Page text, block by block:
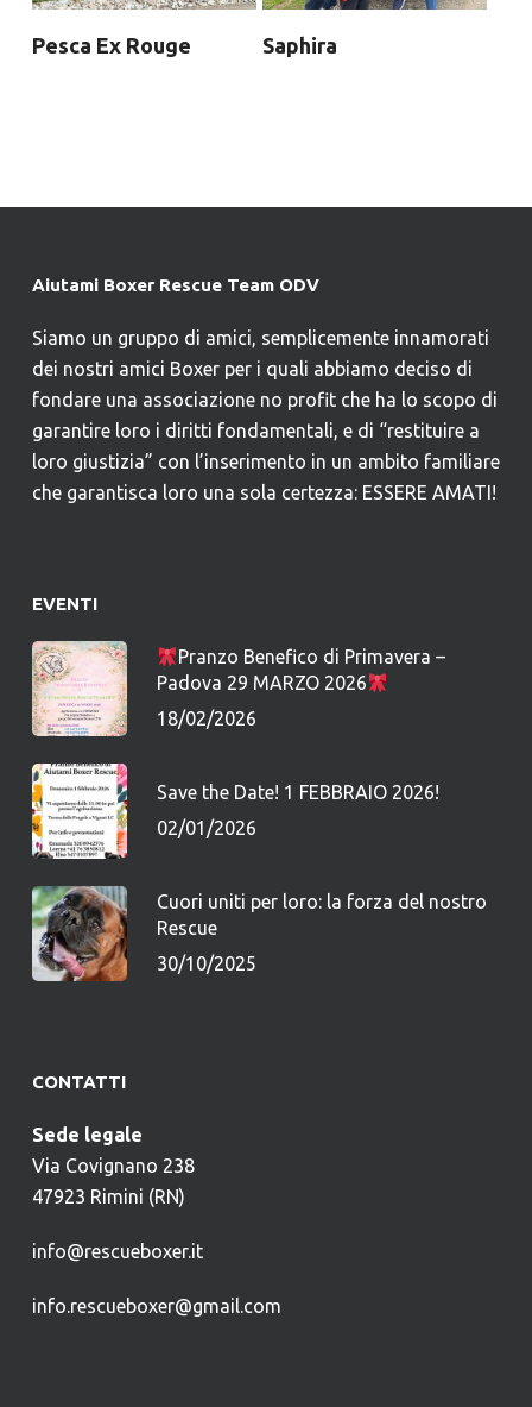
Pesca Ex Rouge Saphira
Aiutami Boxer Rescue Team ODV
Siamo un gruppo di amici, semplicemente innamorati
dei nostri amici Boxer per i quali abbiamo deciso di
fondare una associazione no profit che ha lo scopo di
garantire loro i diritti fondamentali, e di “restituire a
loro giustizia” con l’inserimento in un ambito familiare
che garantisca loro una sola certezza: ESSERE AMATI!
EVENTI
Pranzo Benefico di Primavera –
Padova 29 MARZO 2026
18/02/2026
Save the Date! 1 FEBBRAIO 2026!
02/01/2026
Cuori uniti per loro: la forza del nostro
Rescue
30/10/2025
CONTATTI
Sede legale
Via Covignano 238
47923 Rimini (RN)
info@rescueboxer.it
info.rescueboxer@gmail.com